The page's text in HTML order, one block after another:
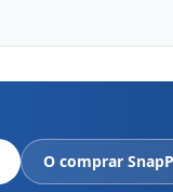
O comprar